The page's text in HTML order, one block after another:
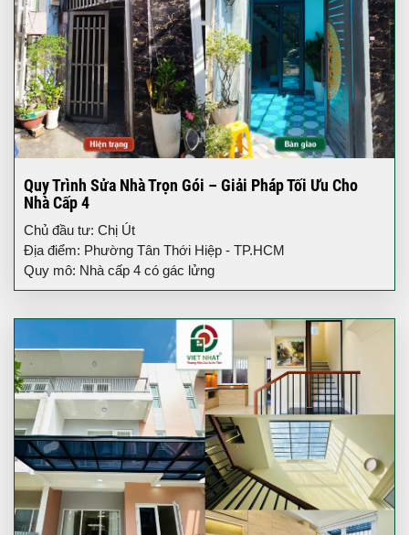
Quy Trình Sửa Nhà Trọn Gói – Giải Pháp Tối Ưu Cho
Nhà Cấp 4
Chủ đầu tư: Chị Út
Địa điểm: Phường Tân Thới Hiệp - TP.HCM
Quy mô: Nhà cấp 4 có gác lửng